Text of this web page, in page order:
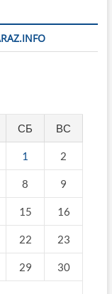
СБ ВС
1 2
8 9
15 16
22 23
29 30